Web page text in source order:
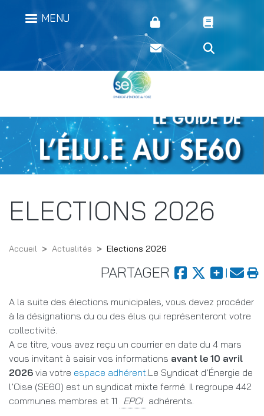
contenu
principal
MENU Menu secondaire header
ELECTIONS 2026
Accueil Actualités Elections 2026
PARTAGER
A la suite des élections municipales, vous devez procéder
à la désignations du ou des élus qui représenteront votre
collectivité.
A ce titre, vous avez reçu un courrier en date du 4 mars
vous invitant à saisir vos informations avant le 10 avril
2026 via votre espace adhérent.Le Syndicat d’Énergie de
l’Oise (SE60) est un syndicat mixte fermé. Il regroupe 442
communes membres et 11
adhérents.